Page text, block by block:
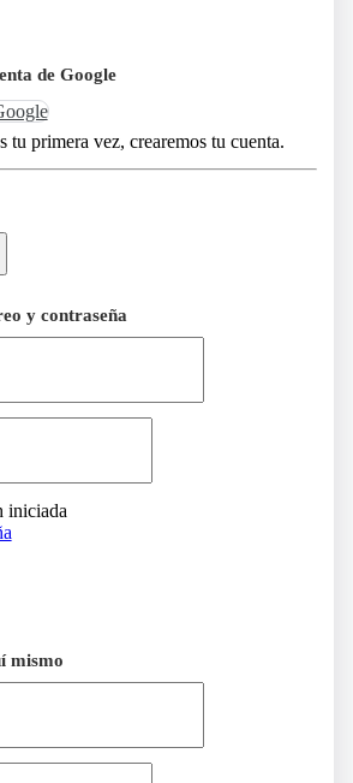
de Google
tu primera vez, crearemos tu cuenta.
y contraseña
iniciada
mismo